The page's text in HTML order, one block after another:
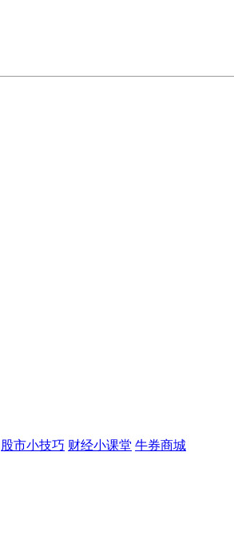
股市小技巧 财经小课堂 牛券商城